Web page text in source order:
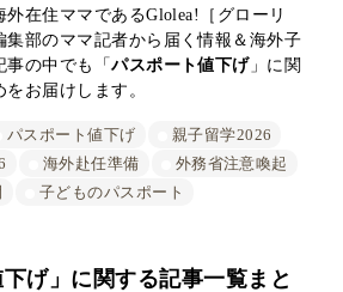
在住ママであるGlolea!［グローリ
集部のママ記者から届く情報＆海外子
の中でも「パスポート値下げ」に関
お届けします。
パスポート値下げ
親子留学2026
海外赴任準備
外務省注意喚起
子どものパスポート
下げ」に関する記事一覧まと